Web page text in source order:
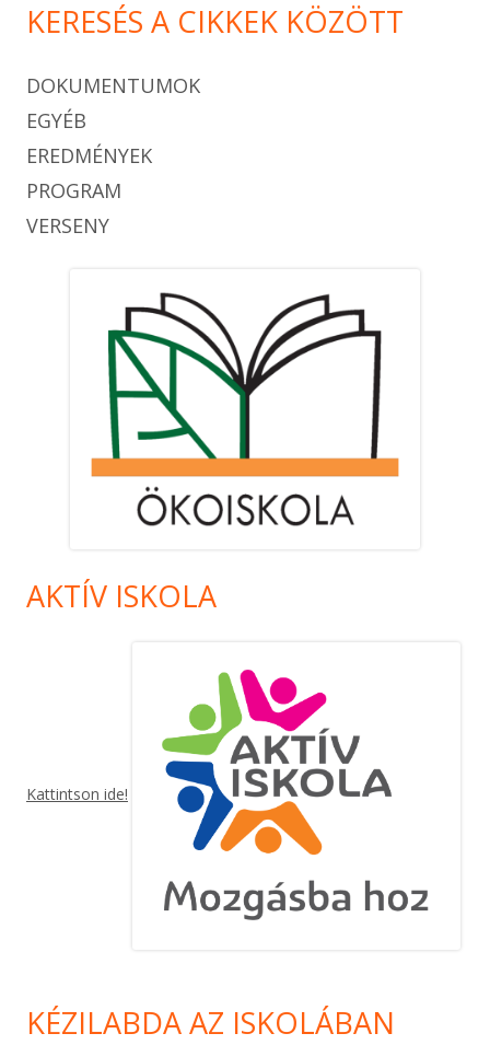
KERESÉS A CIKKEK KÖZÖTT
DOKUMENTUMOK
EGYÉB
EREDMÉNYEK
PROGRAM
VERSENY
AKTÍV ISKOLA
Kattintson ide!
KÉZILABDA AZ ISKOLÁBAN